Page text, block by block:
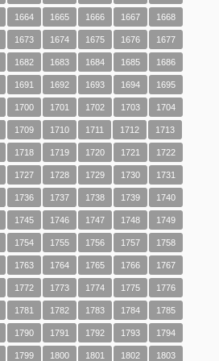
1664 1665 1666 1667 1668
1673 1674 1675 1676 1677
1682 1683 1684 1685 1686
1691 1692 1693 1694 1695
1700 1701 1702 1703 1704
1709 1710 1711 1712 1713
1718 1719 1720 1721 1722
1727 1728 1729 1730 1731
1736 1737 1738 1739 1740
1745 1746 1747 1748 1749
1754 1755 1756 1757 1758
1763 1764 1765 1766 1767
1772 1773 1774 1775 1776
1781 1782 1783 1784 1785
1790 1791 1792 1793 1794
1799 1800 1801 1802 1803